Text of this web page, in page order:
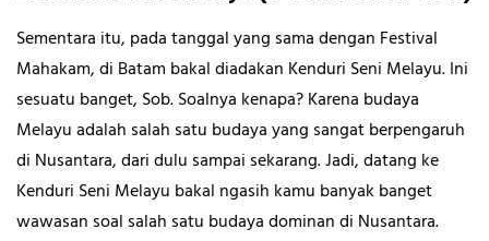
Sementara itu, pada tanggal yang sama dengan Festival
Mahakam, di Batam bakal diadakan Kenduri Seni Melayu. Ini
sesuatu banget, Sob. Soalnya kenapa? Karena budaya
Melayu adalah salah satu budaya yang sangat berpengaruh
di Nusantara, dari dulu sampai sekarang. Jadi, datang ke
Kenduri Seni Melayu bakal ngasih kamu banyak banget
wawasan soal salah satu budaya dominan di Nusantara.